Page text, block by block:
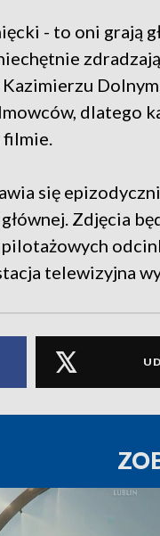
- to oni grają
dlatego
się
Zdjęcia
telewizyjna